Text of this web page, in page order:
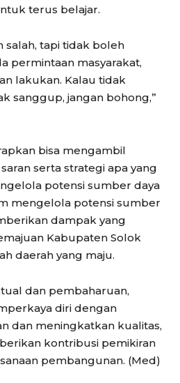
terus belajar.
salah, tapi tidak boleh
permintaan masyarakat,
lakukan. Kalau tidak
sanggup, jangan bohong,”
bisa mengambil
serta strategi apa yang
potensi sumber daya
mengelola potensi sumber
dampak yang
Kabupaten Solok
daerah yang maju.
dan pembaharuan,
diri dengan
dan meningkatkan kualitas,
kontribusi pemikiran
pembangunan. (Med)